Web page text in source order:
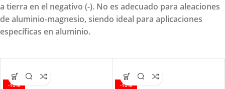
a tierra en el negativo (-). No es adecuado para aleaciones
de aluminio-magnesio, siendo ideal para aplicaciones
específicas en aluminio.
-10% -10%